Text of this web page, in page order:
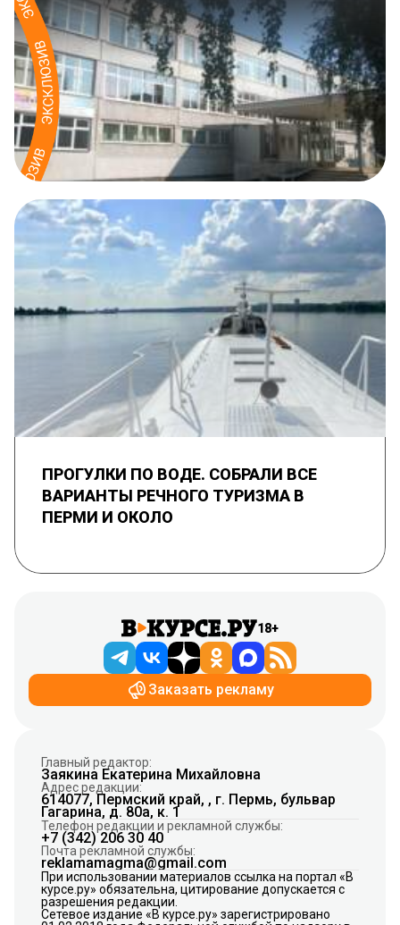
ПРОГУЛКИ ПО ВОДЕ. СОБРАЛИ ВСЕ
ВАРИАНТЫ РЕЧНОГО ТУРИЗМА В
ПЕРМИ И ОКОЛО
18+
Заказать рекламу
Главный редактор:
Заякина Екатерина Михайловна
Адрес редакции:
614077, Пермский край, , г. Пермь, бульвар
Гагарина, д. 80а, к. 1
Телефон редакции и рекламной службы:
+7 (342) 206 30 40
Почта рекламной службы:
reklamamagma@gmail.com
При использовании материалов ссылка на портал «В
курсе.ру» обязательна, цитирование допускается с
разрешения редакции.
Сетевое издание «В курсе.ру» зарегистрировано